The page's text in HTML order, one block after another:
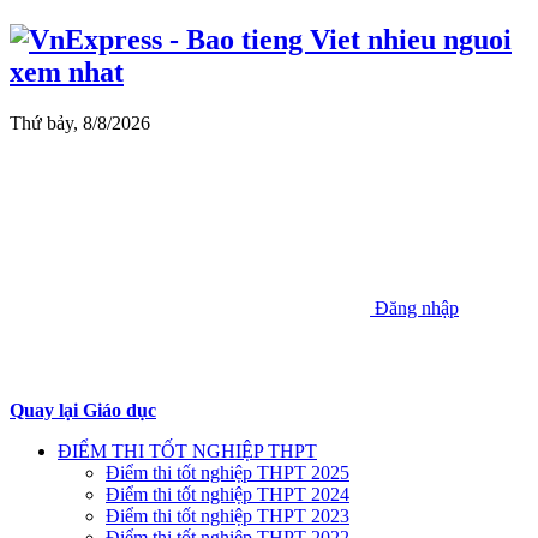
Thứ bảy, 8/8/2026
Đăng nhập
Quay lại Giáo dục
ĐIỂM THI TỐT NGHIỆP THPT
Điểm thi tốt nghiệp THPT 2025
Điểm thi tốt nghiệp THPT 2024
Điểm thi tốt nghiệp THPT 2023